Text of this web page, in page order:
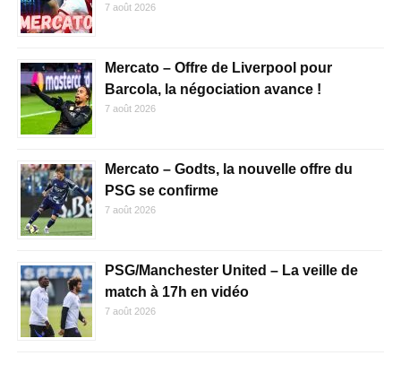
7 août 2026
Mercato – Offre de Liverpool pour
Barcola, la négociation avance !
7 août 2026
Mercato – Godts, la nouvelle offre du
PSG se confirme
7 août 2026
PSG/Manchester United – La veille de
match à 17h en vidéo
7 août 2026